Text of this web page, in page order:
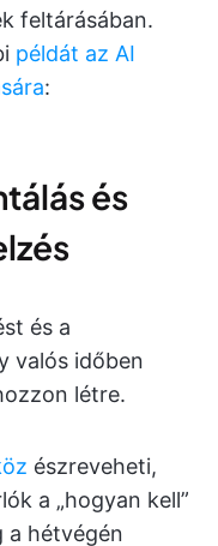
feltárásában.
példát az AI
:
és
és a
valós időben
létre.
észreveheti,
a „hogyan kell”
a hétvégén